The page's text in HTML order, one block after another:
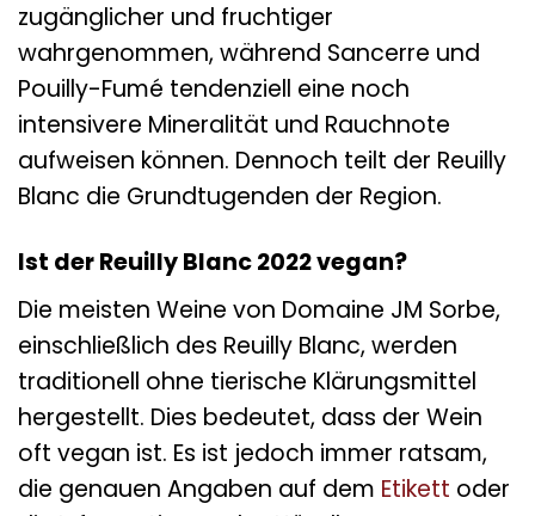
zugänglicher und fruchtiger
wahrgenommen, während Sancerre und
Pouilly-Fumé tendenziell eine noch
intensivere Mineralität und Rauchnote
aufweisen können. Dennoch teilt der Reuilly
Blanc die Grundtugenden der Region.
Ist der Reuilly Blanc 2022 vegan?
Die meisten Weine von Domaine JM Sorbe,
einschließlich des Reuilly Blanc, werden
traditionell ohne tierische Klärungsmittel
hergestellt. Dies bedeutet, dass der Wein
oft vegan ist. Es ist jedoch immer ratsam,
die genauen Angaben auf dem Etikett oder